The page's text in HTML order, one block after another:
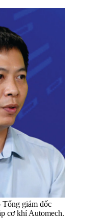
giám đốc
cơ khí Automech.